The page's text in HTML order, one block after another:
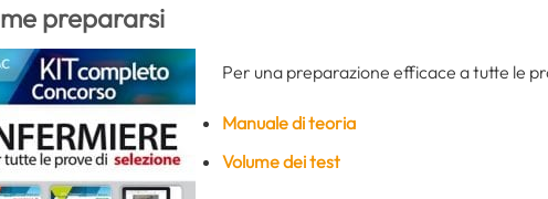
prepararsi
Per una preparazione efficace a tutte le
Manuale di teoria
Volume dei test